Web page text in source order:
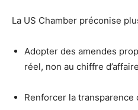
La US Chamber préconise
Adopter des amendes
réel, non au chiffre
Renforcer la transparence